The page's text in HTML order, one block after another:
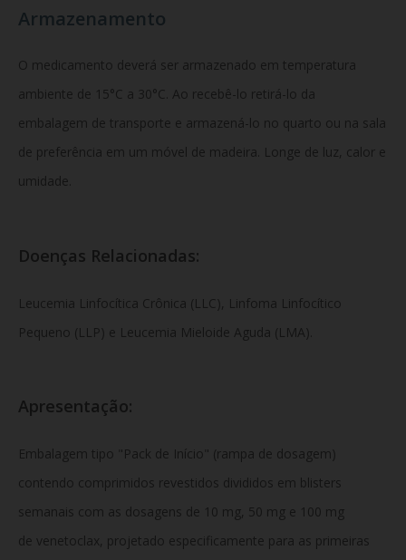
Armazenamento
O medicamento deverá ser armazenado em temperatura
ambiente de 15°C a 30°C. Ao recebê-lo retirá-lo da
embalagem de transporte e armazená-lo no quarto ou na sala
de preferência em um móvel de madeira. Longe de luz, calor e
umidade.
Doenças Relacionadas:
Leucemia Linfocítica Crônica (LLC), Linfoma Linfocítico
Pequeno (LLP) e Leucemia Mieloide Aguda (LMA).
Apresentação:
Embalagem tipo "Pack de Início" (rampa de dosagem)
contendo comprimidos revestidos divididos em blisters
semanais com as dosagens de 10 mg, 50 mg e 100 mg
de venetoclax, projetado especificamente para as primeiras